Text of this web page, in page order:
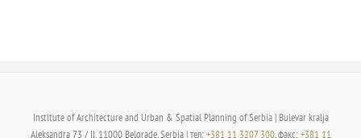
Institute of Architecture and Urban & Spatial Planning of Serbia | Bulevar kralja
Aleksandra 73 / II, 11000 Belgrade, Serbia | тел: +381 11 3207 300, факс: +381 11